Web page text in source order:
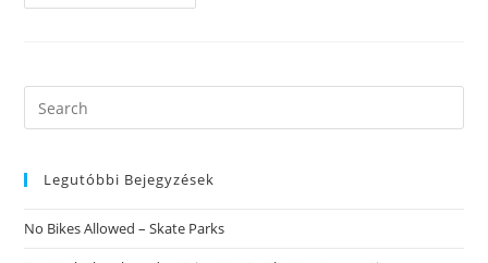
Mich
Wafer
Fraulich
Search
this
Legutóbbi Bejegyzések
No Bikes Allowed – Skate Parks